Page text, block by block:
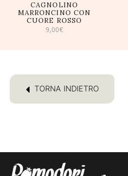
CAGNOLINO
MARRONCINO CON
CUORE ROSSO
9,00€
TORNA INDIETRO